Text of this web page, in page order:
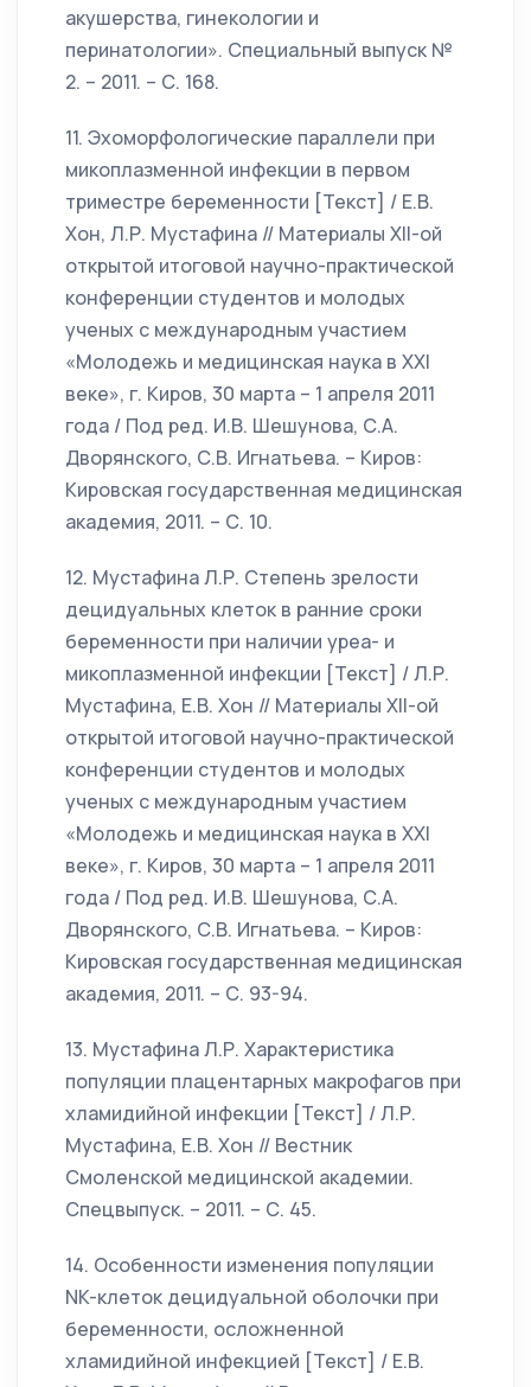
акушерства, гинекологии и
перинатологии». Специальный выпуск №
2. – 2011. – С. 168.
11. Эхоморфологические параллели при
микоплазменной инфекции в первом
триместре беременности [Текст] / Е.В.
Хон, Л.Р. Мустафина // Материалы XII-ой
открытой итоговой научно-практической
конференции студентов и молодых
ученых с международным участием
«Молодежь и медицинская наука в XXI
веке», г. Киров, 30 марта – 1 апреля 2011
года / Под ред. И.В. Шешунова, С.А.
Дворянского, С.В. Игнатьева. – Киров:
Кировская государственная медицинская
академия, 2011. – С. 10.
12. Мустафина Л.Р. Степень зрелости
децидуальных клеток в ранние сроки
беременности при наличии уреа- и
микоплазменной инфекции [Текст] / Л.Р.
Мустафина, Е.В. Хон // Материалы XII-ой
открытой итоговой научно-практической
конференции студентов и молодых
ученых с международным участием
«Молодежь и медицинская наука в XXI
веке», г. Киров, 30 марта – 1 апреля 2011
года / Под ред. И.В. Шешунова, С.А.
Дворянского, С.В. Игнатьева. – Киров:
Кировская государственная медицинская
академия, 2011. – С. 93-94.
13. Мустафина Л.Р. Характеристика
популяции плацентарных макрофагов при
хламидийной инфекции [Текст] / Л.Р.
Мустафина, Е.В. Хон // Вестник
Смоленской медицинской академии.
Спецвыпуск. – 2011. – С. 45.
14. Особенности изменения популяции
NK-клеток децидуальной оболочки при
беременности, осложненной
хламидийной инфекцией [Текст] / Е.В.